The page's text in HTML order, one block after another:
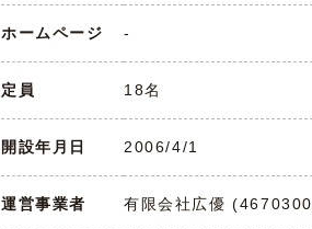
ホームページ -
定員 18名
開設年月日 2006/4/1
運営事業者 有限会社広優